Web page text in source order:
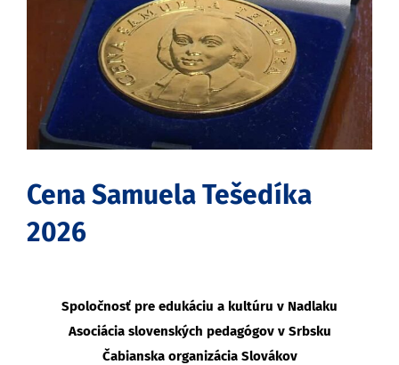
Cena Samuela Tešedíka
2026
Spoločnosť pre edukáciu a kultúru v Nadlaku
Asociácia slovenských pedagógov v Srbsku
Čabianska organizácia Slovákov